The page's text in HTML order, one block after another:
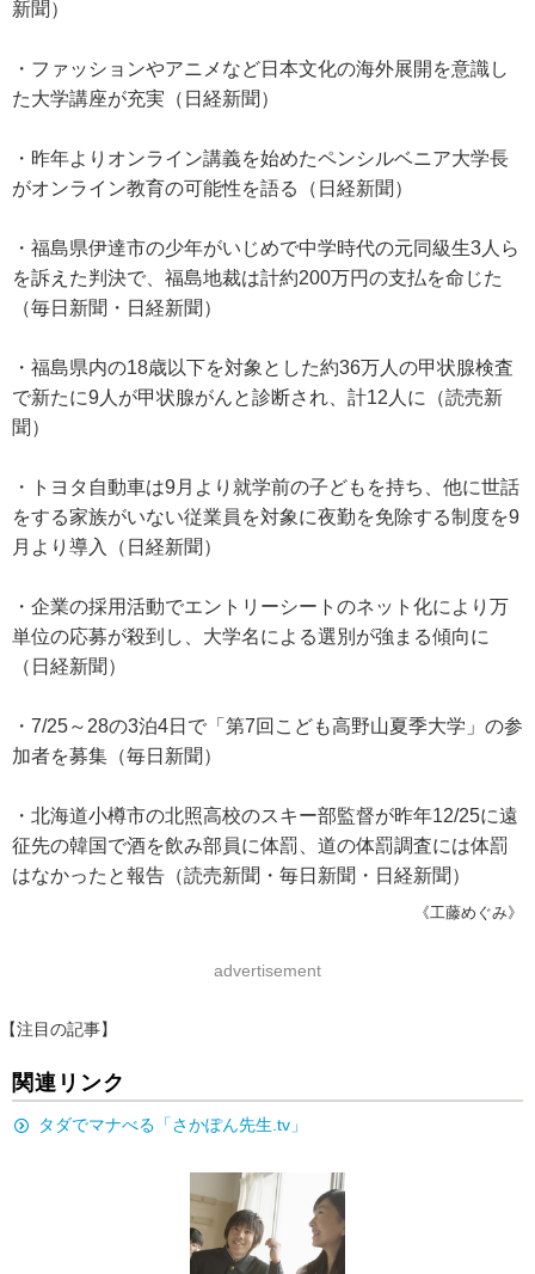
新聞）
・ファッションやアニメなど日本文化の海外展開を意識し
た大学講座が充実（日経新聞）
・昨年よりオンライン講義を始めたペンシルベニア大学長
がオンライン教育の可能性を語る（日経新聞）
・福島県伊達市の少年がいじめで中学時代の元同級生3人ら
を訴えた判決で、福島地裁は計約200万円の支払を命じた
（毎日新聞・日経新聞）
・福島県内の18歳以下を対象とした約36万人の甲状腺検査
で新たに9人が甲状腺がんと診断され、計12人に（読売新
聞）
・トヨタ自動車は9月より就学前の子どもを持ち、他に世話
をする家族がいない従業員を対象に夜勤を免除する制度を9
月より導入（日経新聞）
・企業の採用活動でエントリーシートのネット化により万
単位の応募が殺到し、大学名による選別が強まる傾向に
（日経新聞）
・7/25～28の3泊4日で「第7回こども高野山夏季大学」の参
加者を募集（毎日新聞）
・北海道小樽市の北照高校のスキー部監督が昨年12/25に遠
征先の韓国で酒を飲み部員に体罰、道の体罰調査には体罰
はなかったと報告（読売新聞・毎日新聞・日経新聞）
《工藤めぐみ》
advertisement
【注目の記事】
関連リンク
タダでマナべる「さかぽん先生.tv」